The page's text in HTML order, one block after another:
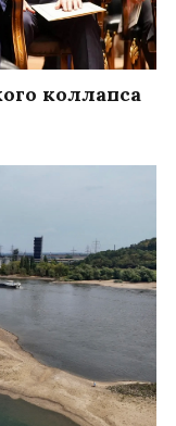
коллапса